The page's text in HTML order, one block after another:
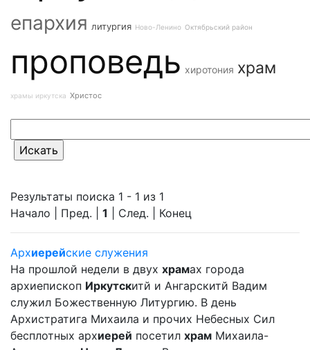
епархия литургия Ново-Ленино Октябрьский район
проповедь хиротония храм
храмы иркутска Христос
Результаты поиска 1 - 1 из 1
Начало | Пред. | 1 | След. | Конец
Архиерейские служения
На прошлой недели в двух храмах города
архиепископ Иркутскитй и Ангарскитй Вадим
служил Божественную Литургию. В день
Архистратига Михаила и прочих Небесных Сил
бесплотных архиерей посетил храм Михаила-